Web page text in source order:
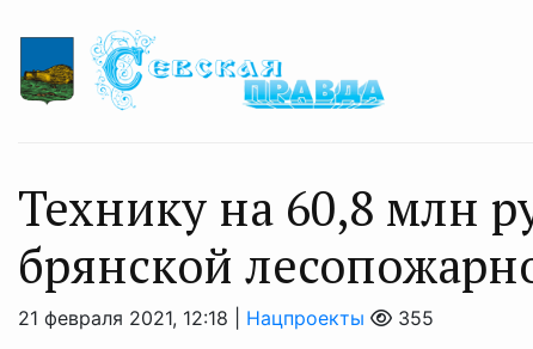
Технику на 60,8 млн
брянской
21 февраля 2021, 12:18 | Нацпроекты 355